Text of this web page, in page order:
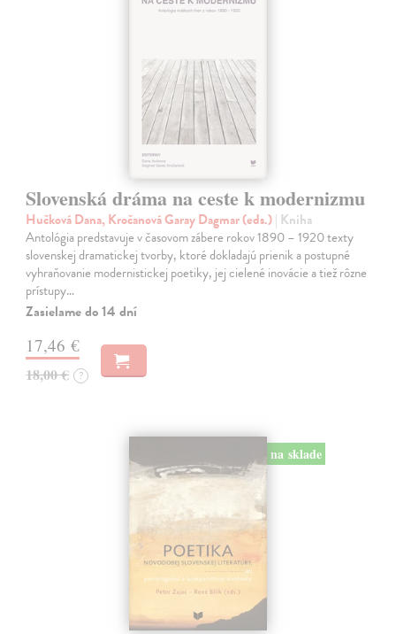
Slovenská dráma na ceste k modernizmu
Hučková Dana, Kročanová Garay Dagmar (eds.)| Kniha
Antológia predstavuje v časovom zábere rokov 1890 – 1920 texty
slovenskej dramatickej tvorby, ktoré dokladajú prienik a postupné
vyhraňovanie modernistickej poetiky, jej cielené inovácie a tiež rôzne
prístupy…
Zasielame do 14 dní
17,46 €
18,00 € ?
na sklade